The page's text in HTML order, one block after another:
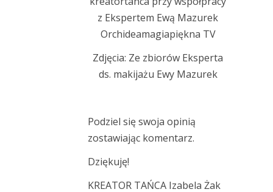
z Ekspertem Ewą Mazurek
Orchideamagiapiękna TV
Zdjęcia: Ze zbiorów Eksperta
ds. makijażu Ewy Mazurek
Podziel się swoja opinią
zostawiając komentarz.
Dziękuję!
KREATOR TAŃCA Izabela Żak